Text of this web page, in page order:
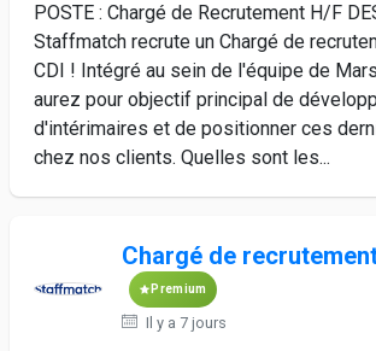
POSTE : Chargé de Recrutement H/F
Staffmatch recrute un Chargé de
CDI ! Intégré au sein de l'équipe de
aurez pour objectif principal de
d'intérimaires et de positionner ces
chez nos clients. Quelles sont les...
Chargé de
Premium
Il y a 7 jours